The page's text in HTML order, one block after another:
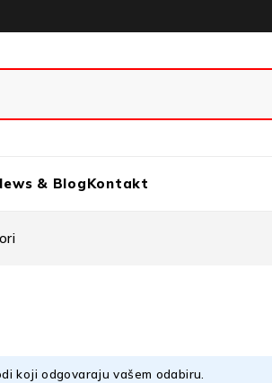
& BlogKontakt
koji odgovaraju vašem odabiru.